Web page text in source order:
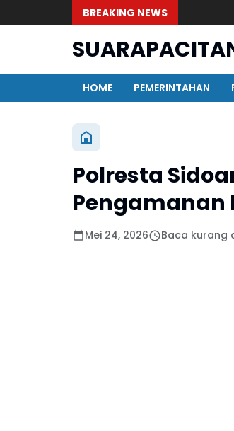
BREAKING NEWS
HOME
PEMERINTAHAN
Polresta
Pengamanan
Mei 24, 2026 Baca kurang